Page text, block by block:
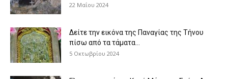
22 Μαΐου 2024
Δείτε την εικόνα της Παναγίας της Τήνου
πίσω από τα τάματα...
5 Οκτωβρίου 2024